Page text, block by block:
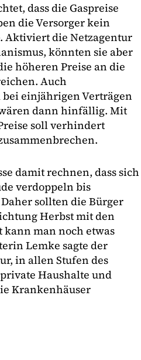
dass die Gaspreise
die Versorger kein
Aktiviert die Netzagentur
könnten sie aber
höheren Preise an die
Auch
einjährigen Verträgen
dann hinfällig. Mit
soll verhindert
damit rechnen, dass sich
verdoppeln bis
sollten die Bürger
Herbst mit den
kann man noch etwas
Lemke sagte der
in allen Stufen des
Haushalte und
Krankenhäuser